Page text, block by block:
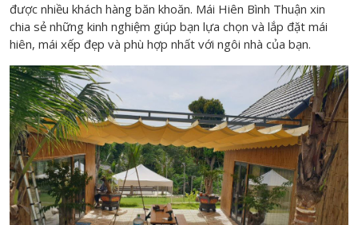
được nhiều khách hàng băn khoăn. Mái Hiên Bình Thuận xin
chia sẻ những kinh nghiệm giúp bạn lựa chọn và lắp đặt mái
hiên, mái xếp đẹp và phù hợp nhất với ngôi nhà của bạn.